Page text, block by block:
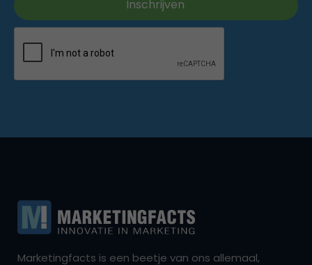
Marketingfacts is een beetje van ons allemaal,